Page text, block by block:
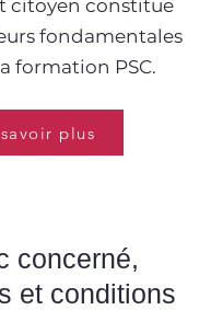
citoyen constitue
fondamentales
formation PSC.
plus
concerné,
et conditions